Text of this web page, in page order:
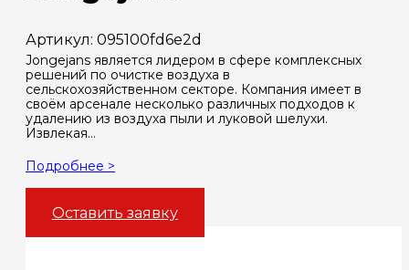
Артикул: 095100fd6e2d
Jongejans является лидером в сфере комплексных
решений по очистке воздуха в
сельскохозяйственном секторе. Компания имеет в
своём арсенале несколько различных подходов к
удалению из воздуха пыли и луковой шелухи.
Извлекая…
Подробнее >
Оставить заявку